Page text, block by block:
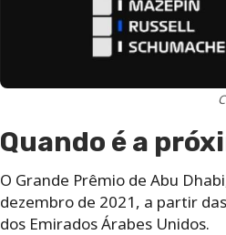
Quando é a
O Grande Prêmio de Abu
dezembro de 2021, a partir
dos Emirados Árabes Unidos.